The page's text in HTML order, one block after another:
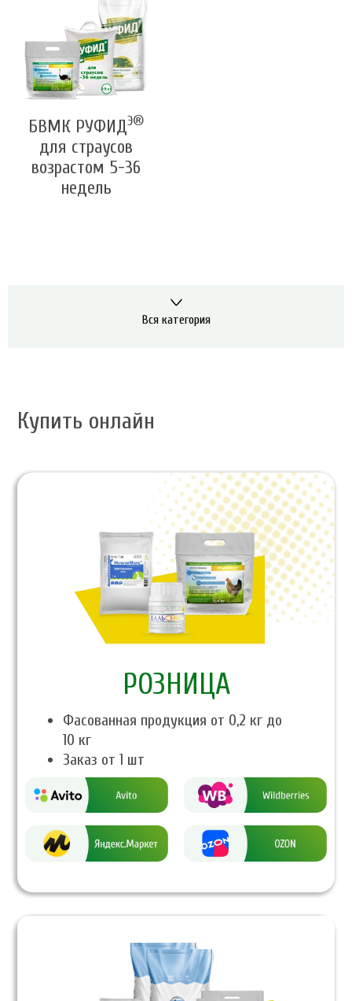
БВМК РУФИДЭ®
для страусов
возрастом 5-36
недель
Вся категория
Купить онлайн
PОЗНИЦА
Фасованная продукция от 0,2 кг до
10 кг
Заказ от 1 шт